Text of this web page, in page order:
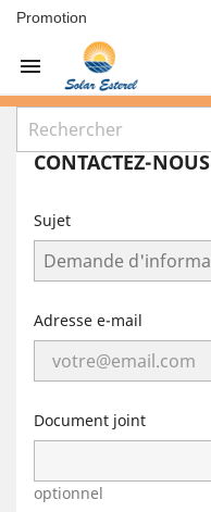
Promotion

CONTACTEZ-NOUS
Sujet
Adresse e-mail
Document joint
optionnel